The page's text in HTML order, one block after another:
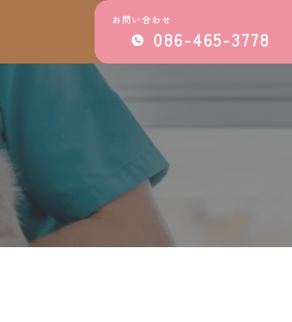
お問い合わせ
086-465-3778